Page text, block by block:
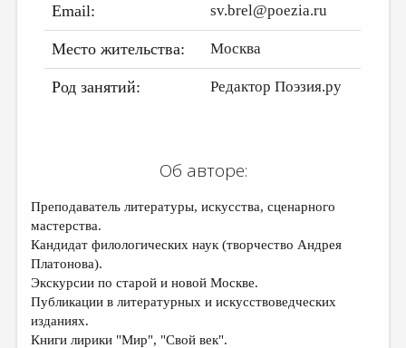
ДАЙДЖЕСТ
ПРОИЗВЕДЕНИЯ
ПЕРЕВОДЫ
КОНКУРСЫ
СТРАНИЦЫ ПАМЯТИ
ОБЪЯВЛЕНИЯ
КОЛОНКА РЕДАКТОРА
РЕДКОЛЛЕГИЯ
Email: sv.brel@poezia.ru
Место жительства: Москва
Род занятий: Редактор Поэзия.ру
Об авторе:
Преподаватель литературы, искусства, сценарного
мастерства.
Кандидат филологических наук (творчество Андрея
Платонова).
Экскурсии по старой и новой Москве.
Публикации в литературных и искусствоведческих
изданиях.
Книги лирики "Мир", "Свой век".